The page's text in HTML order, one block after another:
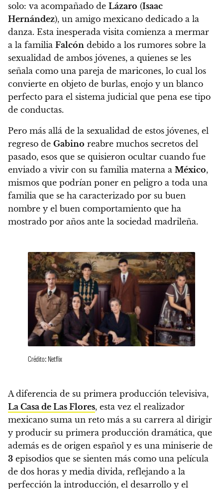
solo: va acompañado de Lázaro (Isaac
Hernández), un amigo mexicano dedicado a la
danza. Esta inesperada visita comienza a mermar
a la familia Falcón debido a los rumores sobre la
sexualidad de ambos jóvenes, a quienes se les
señala como una pareja de maricones, lo cual los
convierte en objeto de burlas, enojo y un blanco
perfecto para el sistema judicial que pena ese tipo
de conductas.
Pero más allá de la sexualidad de estos jóvenes, el
regreso de Gabino reabre muchos secretos del
pasado, esos que se quisieron ocultar cuando fue
enviado a vivir con su familia materna a México,
mismos que podrían poner en peligro a toda una
familia que se ha caracterizado por su buen
nombre y el buen comportamiento que ha
mostrado por años ante la sociedad madrileña.
Crédito: Netflix
A diferencia de su primera producción televisiva,
La Casa de Las Flores, esta vez el realizador
mexicano suma un reto más a su carrera al dirigir
y producir su primera producción dramática, que
además es de origen español y es una miniserie de
3 episodios que se sienten más como una película
de dos horas y media divida, reflejando a la
perfección la introducción, el desarrollo y el